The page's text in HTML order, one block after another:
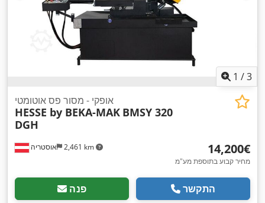
1 /3
אוסטריה 2,461 km
אופקי - מסור פס אוטומטי
HESSE by BEKA-MAK BMSY 320
DGH
‏14,200 ‏€
מחיר קבוע בתוספת מע"מ
פנה התקשר